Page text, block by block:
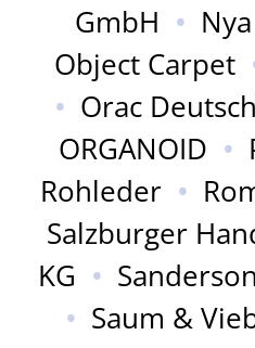
GmbH •
Object Carpet
• Orac
ORGANOID •
Rohleder •
Salzburger
KG •
• Saum &